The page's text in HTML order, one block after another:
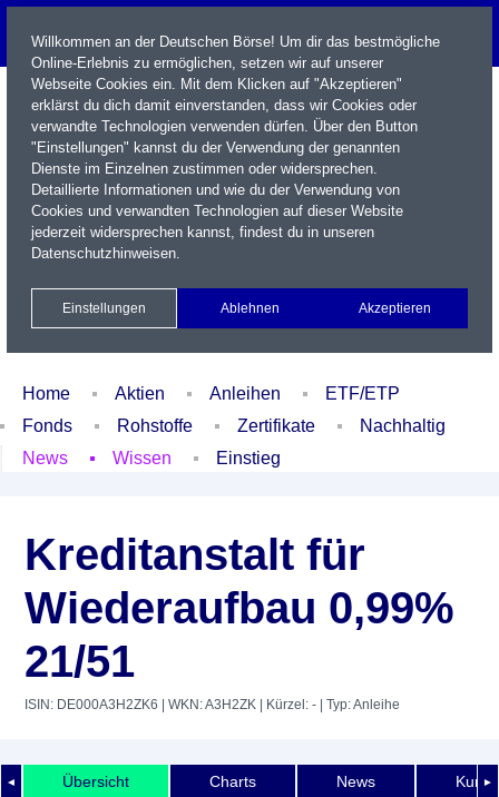
Name / WKN / ISIN / Kürzel
Xetra Realtime
Watchlist Portfolio Login
Home Aktien Anleihen
ETF/ETP
Fonds
Rohstoffe Zertifikate
Nachhaltig
News
Wissen Einstieg
Kreditanstalt für
Wiederaufbau 0,99%
21/51
ISIN: DE000A3H2ZK6 | WKN: A3H2ZK | Kürzel: - | Typ: Anleihe
◄ ►
Übersicht Charts News
Willkommen an der Deutschen Börse! Um dir das bestmögliche
Online-Erlebnis zu ermöglichen, setzen wir auf unserer
Webseite Cookies ein. Mit dem Klicken auf "Akzeptieren"
erklärst du dich damit einverstanden, dass wir Cookies oder
verwandte Technologien verwenden dürfen. Über den Button
"Einstellungen" kannst du der Verwendung der genannten
Dienste im Einzelnen zustimmen oder widersprechen.
Detaillierte Informationen und wie du der Verwendung von
Cookies und verwandten Technologien auf dieser Website
jederzeit widersprechen kannst, findest du in unseren
Datenschutzhinweisen.
Einstellungen Ablehnen Akzeptieren